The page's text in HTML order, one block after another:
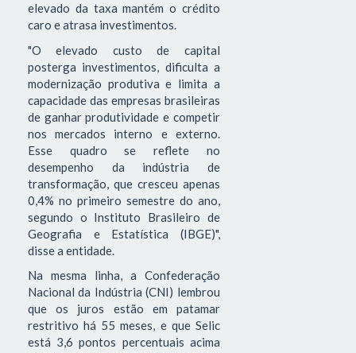
elevado da taxa mantém o crédito
caro e atrasa investimentos.
"O elevado custo de capital
posterga investimentos, dificulta a
modernização produtiva e limita a
capacidade das empresas brasileiras
de ganhar produtividade e competir
nos mercados interno e externo.
Esse quadro se reflete no
desempenho da indústria de
transformação, que cresceu apenas
0,4% no primeiro semestre do ano,
segundo o Instituto Brasileiro de
Geografia e Estatística (IBGE)",
disse a entidade.
Na mesma linha, a Confederação
Nacional da Indústria (CNI) lembrou
que os juros estão em patamar
restritivo há 55 meses, e que Selic
está 3,6 pontos percentuais acima